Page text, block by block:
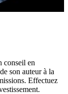
conseil en
son auteur à la
Effectuez